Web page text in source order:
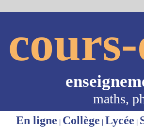
maths,
En ligne | Collège | Lycée |